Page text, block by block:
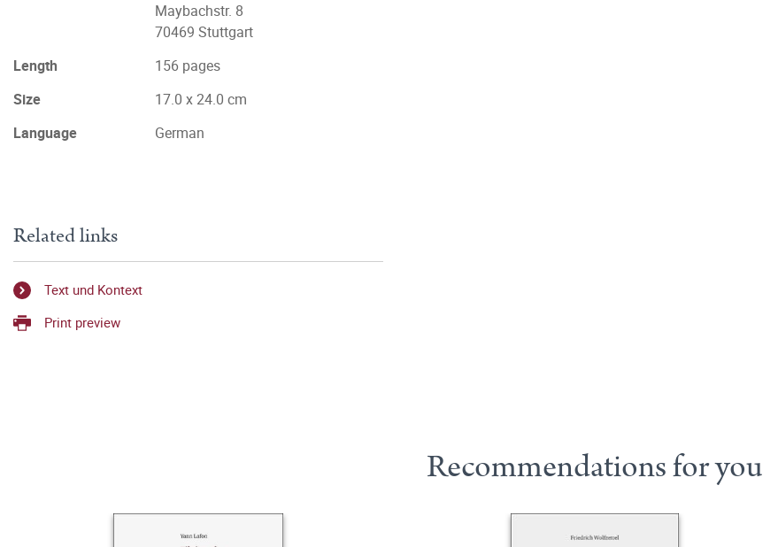
Maybachstr. 8
70469 Stuttgart
Length
156 pages
Size
17.0 x 24.0 cm
Language
German
Related links
Text und Kontext
Print preview
Recommendations for you